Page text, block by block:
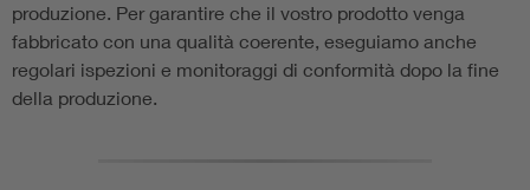
produzione. Per garantire che il vostro prodotto venga
fabbricato con una qualità coerente, eseguiamo anche
regolari ispezioni e monitoraggi di conformità dopo la fine
della produzione.